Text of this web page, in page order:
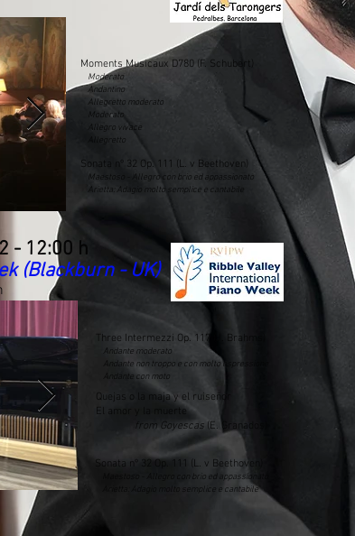
Moments Musicaux D780 (F. Schubert)
Moderato
Andantino
Allegretto moderato
Moderato
Allegro vivace
Allegretto
Sonata nº 32 Op. 111 (L. v Beethoven)
Maestoso - Allegro con brio ed appassionato
Arietta: Adagio molto semplice e cantabile
Three Intermezzi Op. 117 (J. Brahms)
Andante moderato
Andante non troppo e con molto espressione
Andante con moto
Quejas o la maja y el ruiseñor
El amor y la muerte
from Goyescas (E. Granados)
Sonata nº 32 Op. 111 (L. v Beethoven)
Maestoso - Allegro con brio ed appassionato
Arietta: Adagio molto semplice e cantabile
(Blackburn - UK)
- 12:00 h